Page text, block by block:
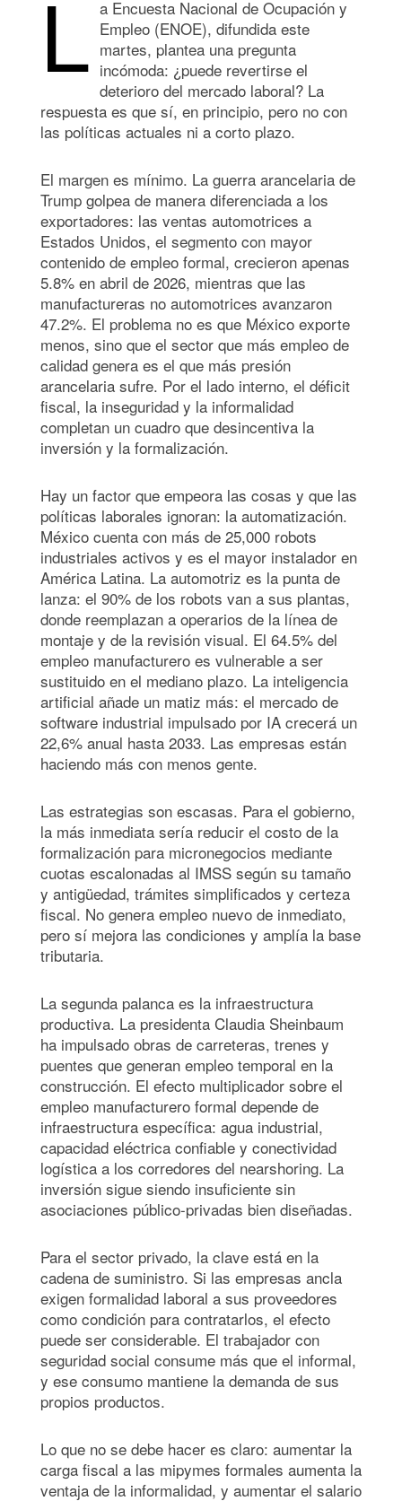
L a Encuesta Nacional de Ocupación y
Empleo (ENOE), difundida este
martes, plantea una pregunta
incómoda: ¿puede revertirse el
deterioro del mercado laboral? La
respuesta es que sí, en principio, pero no con
las políticas actuales ni a corto plazo.
El margen es mínimo. La guerra arancelaria de
Trump golpea de manera diferenciada a los
exportadores: las ventas automotrices a
Estados Unidos, el segmento con mayor
contenido de empleo formal, crecieron apenas
5.8% en abril de 2026, mientras que las
manufactureras no automotrices avanzaron
47.2%. El problema no es que México exporte
menos, sino que el sector que más empleo de
calidad genera es el que más presión
arancelaria sufre. Por el lado interno, el déficit
fiscal, la inseguridad y la informalidad
completan un cuadro que desincentiva la
inversión y la formalización.
Hay un factor que empeora las cosas y que las
políticas laborales ignoran: la automatización.
México cuenta con más de 25,000 robots
industriales activos y es el mayor instalador en
América Latina. La automotriz es la punta de
lanza: el 90% de los robots van a sus plantas,
donde reemplazan a operarios de la línea de
montaje y de la revisión visual. El 64.5% del
empleo manufacturero es vulnerable a ser
sustituido en el mediano plazo. La inteligencia
artificial añade un matiz más: el mercado de
software industrial impulsado por IA crecerá un
22,6% anual hasta 2033. Las empresas están
haciendo más con menos gente.
Las estrategias son escasas. Para el gobierno,
la más inmediata sería reducir el costo de la
formalización para micronegocios mediante
cuotas escalonadas al IMSS según su tamaño
y antigüedad, trámites simplificados y certeza
fiscal. No genera empleo nuevo de inmediato,
pero sí mejora las condiciones y amplía la base
tributaria.
La segunda palanca es la infraestructura
productiva. La presidenta Claudia Sheinbaum
ha impulsado obras de carreteras, trenes y
puentes que generan empleo temporal en la
construcción. El efecto multiplicador sobre el
empleo manufacturero formal depende de
infraestructura específica: agua industrial,
capacidad eléctrica confiable y conectividad
logística a los corredores del nearshoring. La
inversión sigue siendo insuficiente sin
asociaciones público-privadas bien diseñadas.
Para el sector privado, la clave está en la
cadena de suministro. Si las empresas ancla
exigen formalidad laboral a sus proveedores
como condición para contratarlos, el efecto
puede ser considerable. El trabajador con
seguridad social consume más que el informal,
y ese consumo mantiene la demanda de sus
propios productos.
Lo que no se debe hacer es claro: aumentar la
carga fiscal a las mipymes formales aumenta la
ventaja de la informalidad, y aumentar el salario